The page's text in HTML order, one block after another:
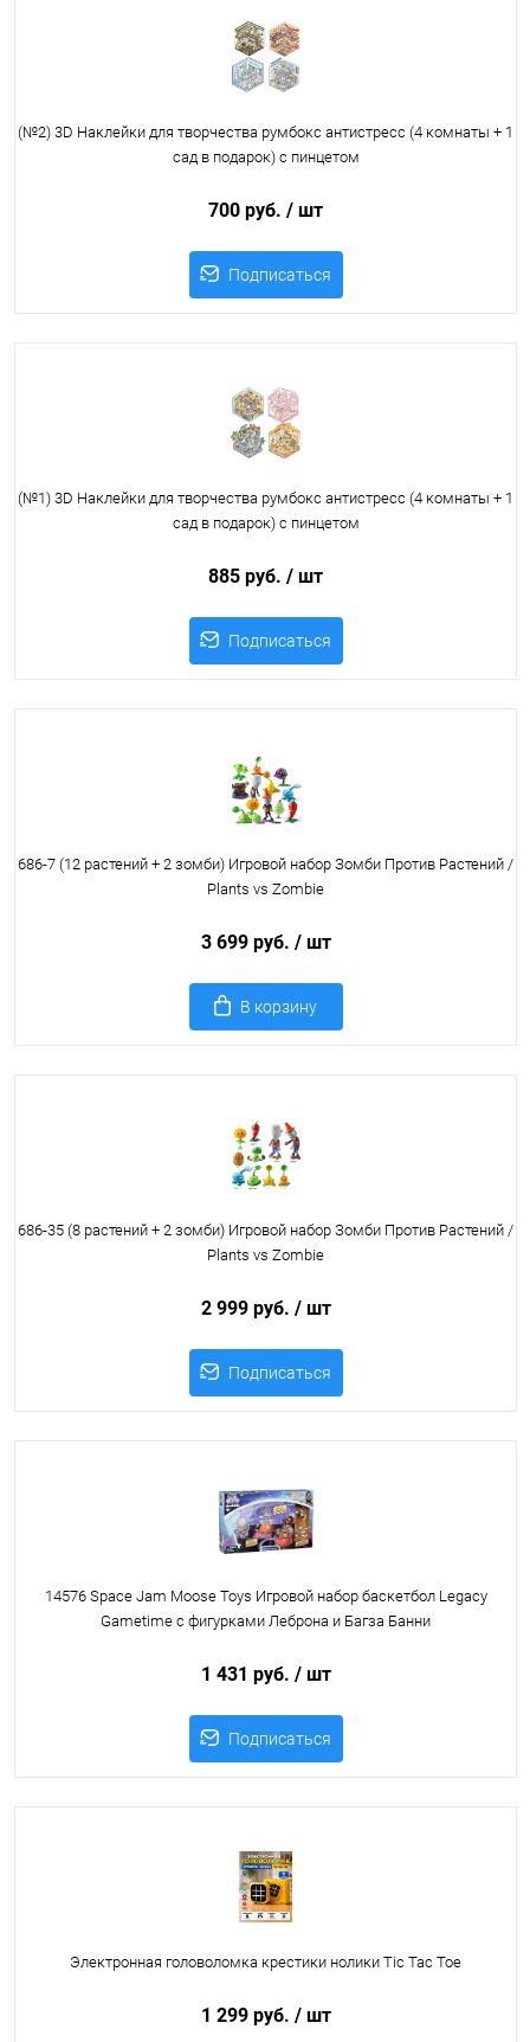
(№2) 3D Наклейки для творчества румбокс антистресс (4 комнаты + 1
сад в подарок) с пинцетом
700 руб. / шт
Подписаться
(№1) 3D Наклейки для творчества румбокс антистресс (4 комнаты + 1
сад в подарок) с пинцетом
885 руб. / шт
Подписаться
686-7 (12 растений + 2 зомби) Игровой набор Зомби Против Растений /
Plants vs Zombie
3 699 руб. / шт
В корзину
686-35 (8 растений + 2 зомби) Игровой набор Зомби Против Растений /
Plants vs Zombie
2 999 руб. / шт
Подписаться
14576 Space Jam Moose Toys Игровой набор баскетбол Legacy
Gametime с фигурками Леброна и Багза Банни
1 431 руб. / шт
Подписаться
Электронная головоломка крестики нолики Tic Tac Toe
1 299 руб. / шт